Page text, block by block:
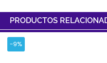
PRODUCTOS
-9%